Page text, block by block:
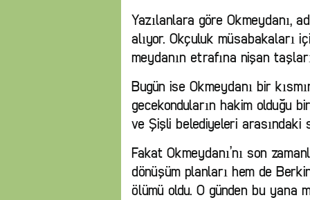
Yazılanlara göre Okmeydanı,
alıyor. Okçuluk müsabakaları
meydanın etrafına nişan
Bugün ise Okmeydanı bir
gecekonduların hakim olduğu
ve Şişli belediyeleri arasındaki
Fakat Okmeydanı’nı son
dönüşüm planları hem de
ölümü oldu. O günden bu yana